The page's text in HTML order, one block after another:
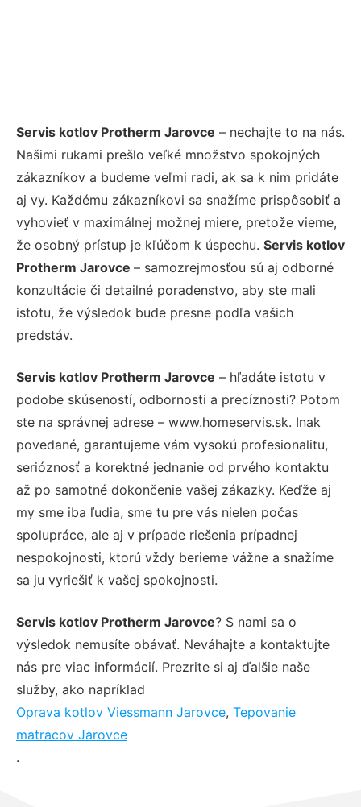
Servis kotlov Protherm Jarovce – nechajte to na nás.
Našimi rukami prešlo veľké množstvo spokojných
zákazníkov a budeme veľmi radi, ak sa k nim pridáte
aj vy. Každému zákazníkovi sa snažíme prispôsobiť a
vyhovieť v maximálnej možnej miere, pretože vieme,
že osobný prístup je kľúčom k úspechu. Servis kotlov
Protherm Jarovce – samozrejmosťou sú aj odborné
konzultácie či detailné poradenstvo, aby ste mali
istotu, že výsledok bude presne podľa vašich
predstáv.
Servis kotlov Protherm Jarovce – hľadáte istotu v
podobe skúseností, odbornosti a precíznosti? Potom
ste na správnej adrese – www.homeservis.sk. Inak
povedané, garantujeme vám vysokú profesionalitu,
serióznosť a korektné jednanie od prvého kontaktu
až po samotné dokončenie vašej zákazky. Keďže aj
my sme iba ľudia, sme tu pre vás nielen počas
spolupráce, ale aj v prípade riešenia prípadnej
nespokojnosti, ktorú vždy berieme vážne a snažíme
sa ju vyriešiť k vašej spokojnosti.
Servis kotlov Protherm Jarovce? S nami sa o
výsledok nemusíte obávať. Neváhajte a kontaktujte
nás pre viac informácií. Prezrite si aj ďalšie naše
služby, ako napríklad
Oprava kotlov Viessmann Jarovce, Tepovanie
matracov Jarovce
.